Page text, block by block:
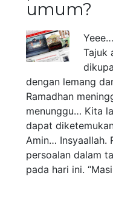
umum?
Tajuk
dengan lemang
Ramadhan
menunggu… Kita
dapat
Amin… Insyaallah.
persoalan dalam
pada hari ini.